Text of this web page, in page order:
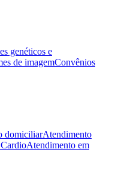
genéticos e
de imagemConvênios
domiciliarAtendimento
Atendimento em